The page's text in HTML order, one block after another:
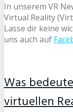
In unserem VR
Virtual Reality
Lasse dir keine
uns auch auf
Was
virtuellen